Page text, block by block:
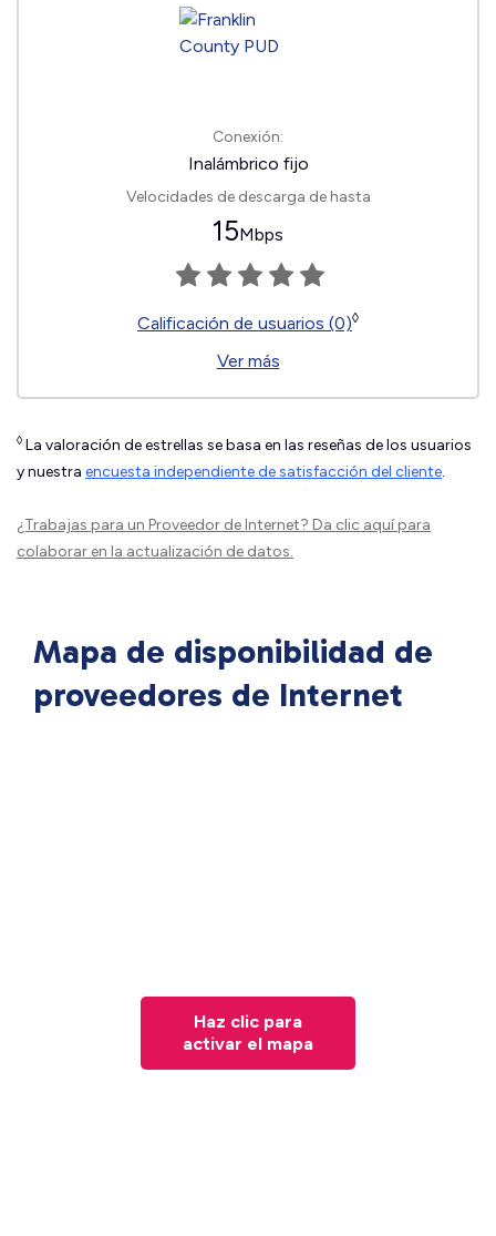
Conexión:
Inalámbrico fijo
Velocidades de descarga de hasta
15Mbps
Calificación de usuarios (0)◊
Ver más
◊ La valoración de estrellas se basa en las reseñas de los usuarios
y nuestra encuesta independiente de satisfacción del cliente.
¿Trabajas para un Proveedor de Internet? Da clic aquípara
colaborar en la actualización de datos.
Mapa de disponibilidad de
proveedores de Internet
Haz clic para
activar el mapa